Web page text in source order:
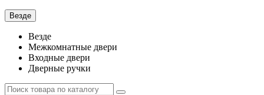
Везде
Везде
Межкомнатные двери
Входные двери
Дверные ручки